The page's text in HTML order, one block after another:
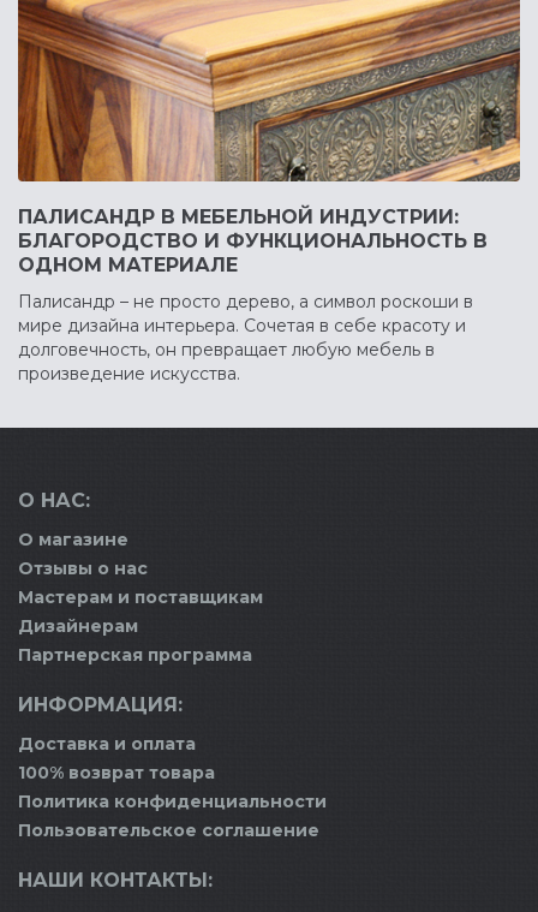
ПАЛИСАНДР В МЕБЕЛЬНОЙ ИНДУСТРИИ:
БЛАГОРОДСТВО И ФУНКЦИОНАЛЬНОСТЬ В
ОДНОМ МАТЕРИАЛЕ
Палисандр – не просто дерево, а символ роскоши в
мире дизайна интерьера. Сочетая в себе красоту и
долговечность, он превращает любую мебель в
произведение искусства.
О НАС:
О магазине
Отзывы о нас
Мастерам и поставщикам
Дизайнерам
Партнерская программа
ИНФОРМАЦИЯ:
Доставка и оплата
100% возврат товара
Политика конфиденциальности
Пользовательское соглашение
НАШИ КОНТАКТЫ: